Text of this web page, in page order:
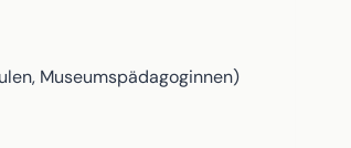
Museumspädagoginnen)